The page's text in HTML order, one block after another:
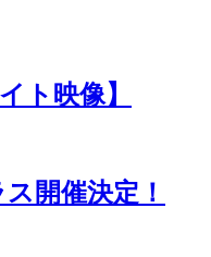
ト映像】
開催決定！